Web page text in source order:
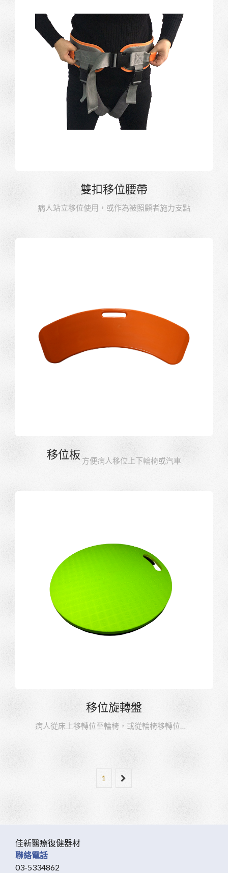
雙扣移位腰帶
病人站立移位使用，或作為被照顧者施力支點
移位板 方便病人移位上下輪椅或汽車
移位旋轉盤
病人從床上移轉位至輪椅，或從輪椅移轉位到汽車上
1
佳新醫療復健器材
聯絡電話
03-5334862